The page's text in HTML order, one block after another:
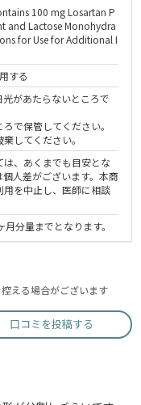
100 mg Losartan P
and Lactose Monohydra
for Use for Additional I
する
光があたらないところで
で保管してください。
してください。
、あくまでも目安とな
人差がございます。本商
を中止し、医師に相談
分量までとなります。
える場合がございます
口コミを投稿する